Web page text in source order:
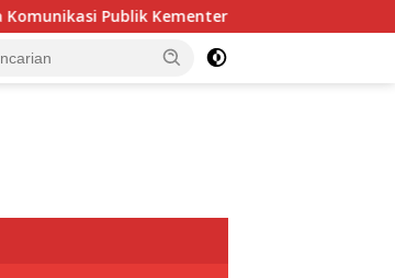
Publik Kementerian ATR/BPN Kembali Diakui